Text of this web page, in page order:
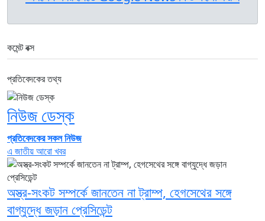
কমেন্ট বক্স
প্রতিবেদকের তথ্য
নিউজ ডেস্ক
প্রতিবেদকের সকল নিউজ
এ জাতীয় আরো খবর
অস্ত্র-সংকট সম্পর্কে জানতেন না ট্রাম্প, হেগসেথের সঙ্গে
বাগ্‌যুদ্ধে জড়ান প্রেসিডেন্ট